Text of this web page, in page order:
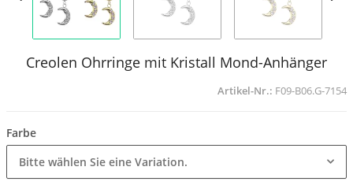
Creolen Ohrringe mit Kristall Mond-Anhänger
Artikel-Nr.: F09-B06.G-7154
Farbe
Bitte wählen Sie eine Variation.